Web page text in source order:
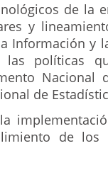
de la
y
Información y
políticas
Nacional
de
de los